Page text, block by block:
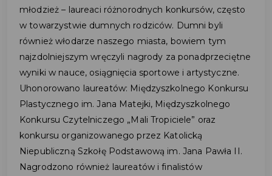
młodzież – laureaci różnorodnych konkursów, często
w towarzystwie dumnych rodziców. Dumni byli
również włodarze naszego miasta, bowiem tym
najzdolniejszym wręczyli nagrody za ponadprzeciętne
wyniki w nauce, osiągnięcia sportowe i artystyczne.
Uhonorowano laureatów: Międzyszkolnego Konkursu
Plastycznego im. Jana Matejki, Międzyszkolnego
Konkursu Czytelniczego „Mali Tropiciele” oraz
konkursu organizowanego przez Katolicką
Niepubliczną Szkołę Podstawową im. Jana Pawła II.
Nagrodzono również laureatów i finalistów